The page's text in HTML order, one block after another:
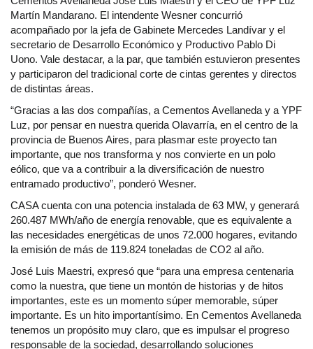
Martín Mandarano. El intendente Wesner concurrió
acompañado por la jefa de Gabinete Mercedes Landívar y el
secretario de Desarrollo Económico y Productivo Pablo Di
Uono. Vale destacar, a la par, que también estuvieron presentes
y participaron del tradicional corte de cintas gerentes y directos
de distintas áreas.
“Gracias a las dos compañías, a Cementos Avellaneda y a YPF
Luz, por pensar en nuestra querida Olavarría, en el centro de la
provincia de Buenos Aires, para plasmar este proyecto tan
importante, que nos transforma y nos convierte en un polo
eólico, que va a contribuir a la diversificación de nuestro
entramado productivo”, ponderó Wesner.
CASA cuenta con una potencia instalada de 63 MW, y generará
260.487 MWh/año de energía renovable, que es equivalente a
las necesidades energéticas de unos 72.000 hogares, evitando
la emisión de más de 119.824 toneladas de CO2 al año.
José Luis Maestri, expresó que “para una empresa centenaria
como la nuestra, que tiene un montón de historias y de hitos
importantes, este es un momento súper memorable, súper
importante. Es un hito importantísimo. En Cementos Avellaneda
tenemos un propósito muy claro, que es impulsar el progreso
responsable de la sociedad, desarrollando soluciones